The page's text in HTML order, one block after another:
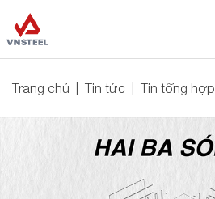
Trang chủ Tin tức Tin tổng hợp